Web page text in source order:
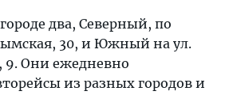
два, Северный, по
30, и Южный на ул.
9. Они ежедневно
из разных городов и